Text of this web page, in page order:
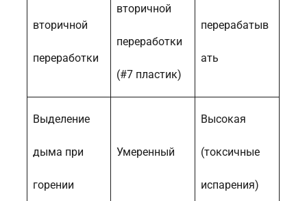
вторичной
переработки
вторичной
переработки
(#7 пластик)
перерабатыв
ать
Выделение
дыма при
горении
Умеренный
Высокая
(токсичные
испарения)